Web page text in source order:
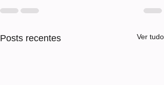
Posts recentes Ver tudo